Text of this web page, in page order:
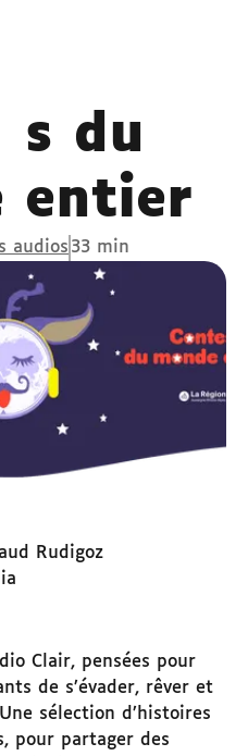
du
entier
audios 33 min
Rudigoz
Clair, pensées pour
de s’évader, rêver et
sélection d’histoires
pour partager des